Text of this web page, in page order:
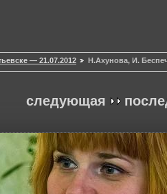
— 21.07.2012 Н.Ахунова, И.
следующая